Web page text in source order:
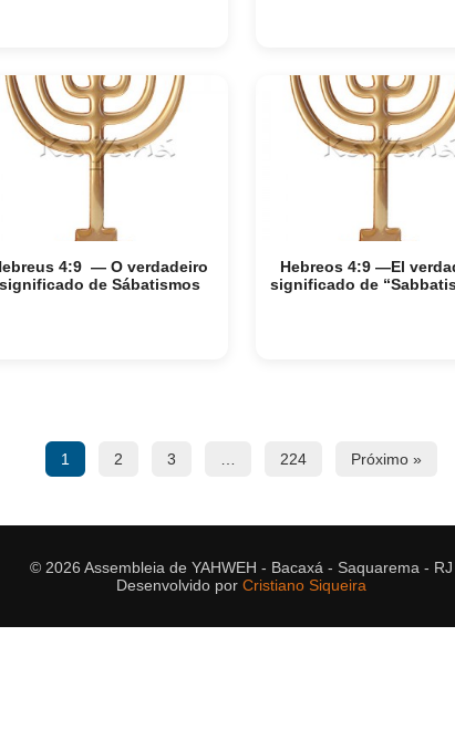
4:9 — O verdadeiro
significado de Sábatismos
Hebreos 4:9 —El
significado de
1 2 3 224 Próximo »
© 2026 Assembleia de YAHWEH - Bacaxá - Saquarema - RJ
Desenvolvido por Cristiano Siqueira